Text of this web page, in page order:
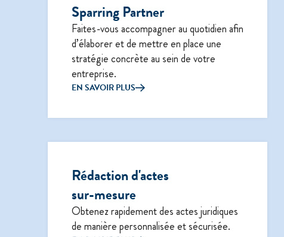
Sparring Partner
Faites-vous accompagner au quotidien afin
d’élaborer et de mettre en place une
stratégie concrète au sein de votre
entreprise.
EN SAVOIR PLUS
Rédaction d'actes
sur-mesure
Obtenez rapidement des actes juridiques
de manière personnalisée et sécurisée.